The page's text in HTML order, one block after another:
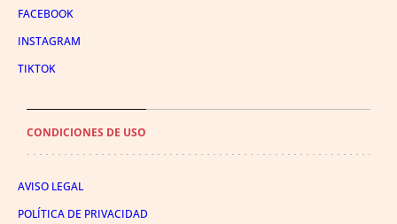
FACEBOOK
INSTAGRAM
TIKTOK
CONDICIONES DE USO
AVISO LEGAL
POLÍTICA DE PRIVACIDAD